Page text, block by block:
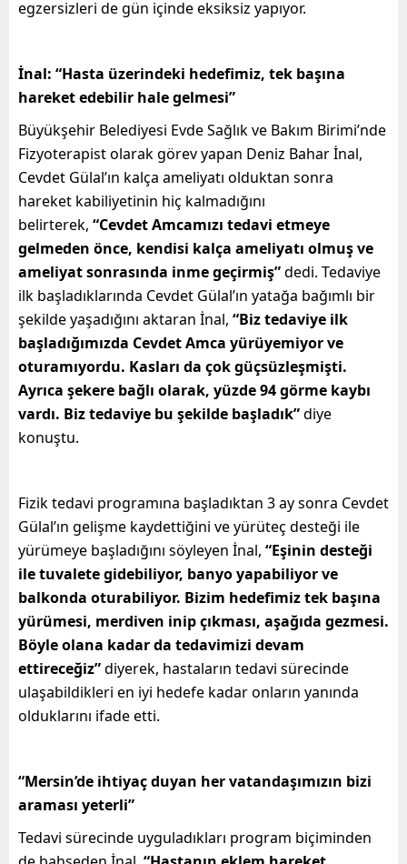
egzersizleri de gün içinde eksiksiz yapıyor.
İnal: “Hasta üzerindeki hedefimiz, tek başına
hareket edebilir hale gelmesi”
Büyükşehir Belediyesi Evde Sağlık ve Bakım Birimi’nde
Fizyoterapist olarak görev yapan Deniz Bahar İnal,
Cevdet Gülal’ın kalça ameliyatı olduktan sonra
hareket kabiliyetinin hiç kalmadığını
belirterek, “Cevdet Amcamızı tedavi etmeye
gelmeden önce, kendisi kalça ameliyatı olmuş ve
ameliyat sonrasında inme geçirmiş”dedi. Tedaviye
ilk başladıklarında Cevdet Gülal’ın yatağa bağımlı bir
şekilde yaşadığını aktaran İnal, “Biz tedaviye ilk
başladığımızda Cevdet Amca yürüyemiyor ve
oturamıyordu. Kasları da çok güçsüzleşmişti.
Ayrıca şekere bağlı olarak, yüzde 94 görme kaybı
vardı. Biz tedaviye bu şekilde başladık”diye
konuştu.
Fizik tedavi programına başladıktan 3 ay sonra Cevdet
Gülal’ın gelişme kaydettiğini ve yürüteç desteği ile
yürümeye başladığını söyleyen İnal, “Eşinin desteği
ile tuvalete gidebiliyor, banyo yapabiliyor ve
balkonda oturabiliyor. Bizim hedefimiz tek başına
yürümesi, merdiven inip çıkması, aşağıda gezmesi.
Böyle olana kadar da tedavimizi devam
ettireceğiz”diyerek, hastaların tedavi sürecinde
ulaşabildikleri en iyi hedefe kadar onların yanında
olduklarını ifade etti.
“Mersin’de ihtiyaç duyan her vatandaşımızın bizi
araması yeterli”
Tedavi sürecinde uyguladıkları program biçiminden